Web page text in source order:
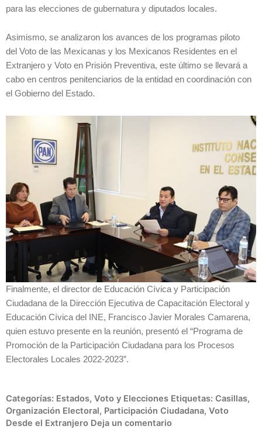
para las elecciones de gubernatura y diputados locales.
Asimismo, se analizaron los avances de los programas piloto
del Voto de las Mexicanas y los Mexicanos Residentes en el
Extranjero y Voto en Prisión Preventiva, este último se llevará a
cabo en centros penitenciarios de la entidad en coordinación con
el Gobierno del Estado.
Finalmente, el director de Educación Cívica y Participación
Ciudadana de la Dirección Ejecutiva de Capacitación Electoral y
Educación Cívica del INE, Francisco Javier Morales Camarena,
quien estuvo presente en la reunión, presentó el “Programa de
Promoción de la Participación Ciudadana para los Procesos
Electorales Locales 2022-2023”.
Categorías: Estados, Voto y Elecciones Etiquetas: Casillas,
Organización Electoral, Participación Ciudadana, Voto
Desde el Extranjero Deja un comentario